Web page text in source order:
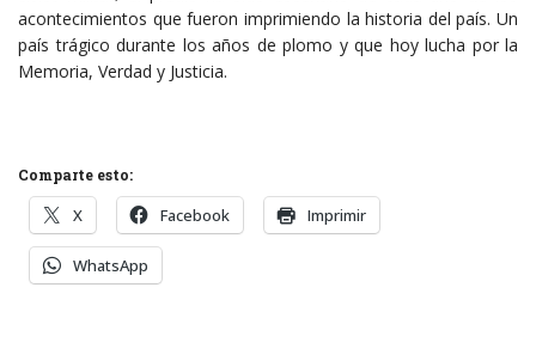
acontecimientos que fueron imprimiendo la historia del país. Un
país trágico durante los años de plomo y que hoy lucha por la
Memoria, Verdad y Justicia.
Comparte esto:
X Facebook Imprimir
WhatsApp